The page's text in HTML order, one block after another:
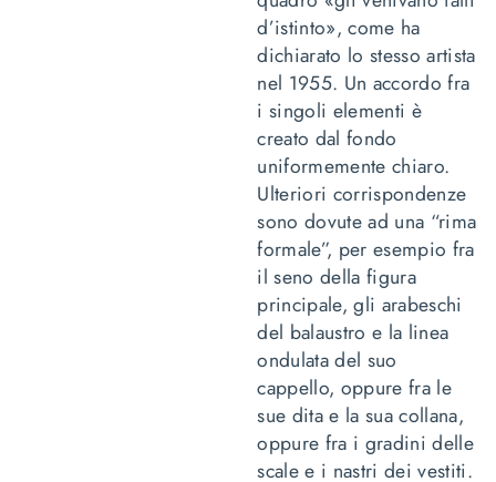
d’istinto», come ha
dichiarato lo stesso artista
nel 1955. Un accordo fra
i singoli elementi è
creato dal fondo
uniformemente chiaro.
Ulteriori corrispondenze
sono dovute ad una “rima
formale”, per esempio fra
il seno della figura
principale, gli arabeschi
del balaustro e la linea
ondulata del suo
cappello, oppure fra le
sue dita e la sua collana,
oppure fra i gradini delle
scale e i nastri dei vestiti.